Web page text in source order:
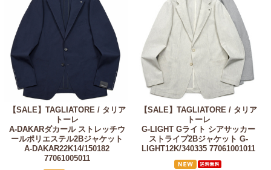
【SALE】 TAGLIATORE / タリア
トーレ
A-DAKARダカール ストレッチウ
ールポリエステル2Bジャケット
A-DAKAR22K14/150182
77061005011
【SALE】TAGLIATORE / タリア
トーレ
G-LIGHT Gライト シアサッカー
ストライプ2Bジャケット G-
LIGHT12K/340335 77061001011